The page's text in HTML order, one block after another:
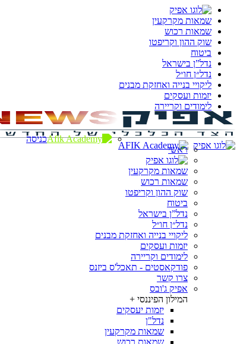
שמאות מקרקעין
שמאות רכוש
שוק ההון וקריפטו
ביטוח
נדל”ן בישראל
נדל״ן חו״ל
ליקויי בנייה ואחזקת מבנים
יזמות ועסקים
לימודים וקריירה
כניסה
ראשי
שמאות מקרקעין
שמאות רכוש
שוק ההון וקריפטו
ביטוח
נדל”ן בישראל
נדל״ן חו״ל
ליקויי בנייה ואחזקת מבנים
יזמות ועסקים
לימודים וקריירה
פודקאסטים - תאכל'ס ביזנס
צרו קשר
אפיק ג'ובס
המילון הפיננסי +
יזמות יעסקים
נדל"ן
שמאות מקרקעין
שמאות רכוש